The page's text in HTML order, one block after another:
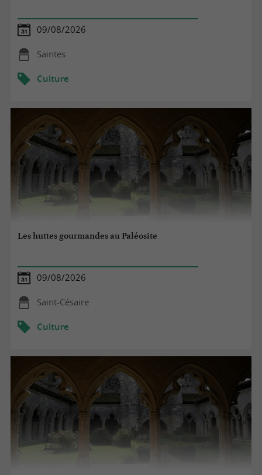
09/08/2026
Saintes
Culture
Les huttes gourmandes au Paléosite
09/08/2026
Saint-Césaire
Culture